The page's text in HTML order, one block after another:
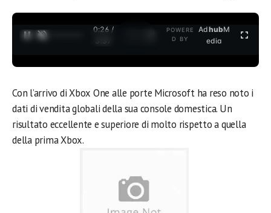
0:26 /
3:37
POWERE
D BY
AdhubM
edia
Con l’arrivo di Xbox One alle porte Microsoft ha reso noto i
dati di vendita globali della sua console domestica. Un
risultato eccellente e superiore di molto rispetto a quella
della prima Xbox.